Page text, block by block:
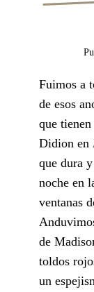
Fuimos a
de esos
que
Didion en
que dura
noche en
ventanas
de
toldos
un